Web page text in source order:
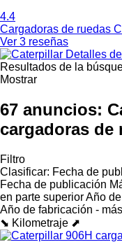
4.4
Cargadoras de ruedas
Ver 3 reseñas
Detalles
Resultados de la
Mostrar
67 anuncios:
cargadoras de
Filtro
Clasificar: Fecha de
Fecha de publicación
en parte superiorAño
Año de fabricación -
⬊ Kilometraje ⬈